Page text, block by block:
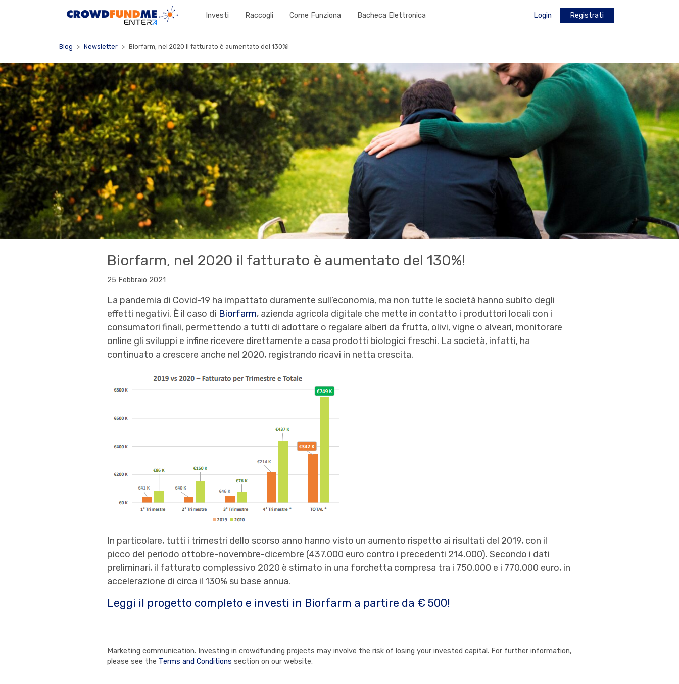
Investi Raccogli Come Funziona Bacheca Elettronica Login Registrati
Blog Newsletter Biorfarm, nel 2020 il fatturato è aumentato del 130%!
Biorfarm, nel 2020 il fatturato è aumentato del 130%!
25 Febbraio 2021
La pandemia di Covid-19 ha impattato duramente sull’economia, ma non tutte le società hanno subìto degli
effetti negativi. È il caso di Biorfarm, azienda agricola digitale che mette in contatto i produttori locali con i
consumatori finali, permettendo a tutti di adottare o regalare alberi da frutta, olivi, vigne o alveari, monitorare
online gli sviluppi e infine ricevere direttamente a casa prodotti biologici freschi. La società, infatti, ha
continuato a crescere anche nel 2020, registrando ricavi in netta crescita.
In particolare, tutti i trimestri dello scorso anno hanno visto un aumento rispetto ai risultati del 2019, con il
picco del periodo ottobre-novembre-dicembre (437.000 euro contro i precedenti 214.000). Secondo i dati
preliminari, il fatturato complessivo 2020 è stimato in una forchetta compresa tra i 750.000 e i 770.000 euro, in
accelerazione di circa il 130% su base annua.
Leggi il progetto completo e investi in Biorfarm a partire da € 500!
Marketing communication. Investing in crowdfunding projects may involve the risk of losing your invested capital. For further information,
please see the Terms and Conditions section on our website.